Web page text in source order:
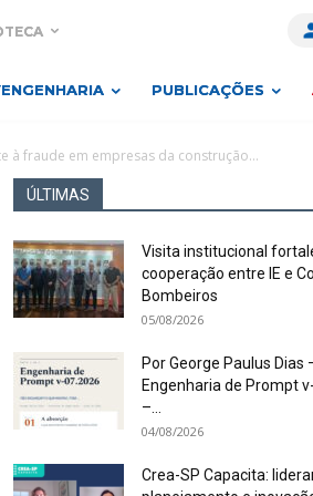
PUBLICAÇÕES
à fraude em empresas da construção...
ÚLTIMAS
Visita institucional
cooperação entre IE e
Bombeiros
05/08/2026
Por George Paulus Dias
Engenharia de Prompt
–...
04/08/2026
Crea-SP Capacita: